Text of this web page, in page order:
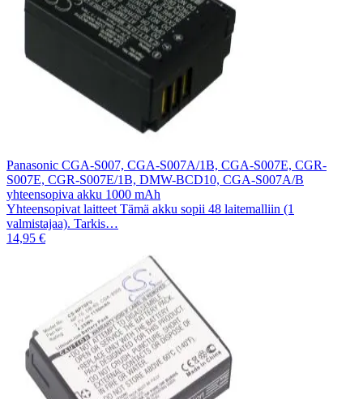
Panasonic CGA-S007, CGA-S007A/1B, CGA-S007E, CGR-
S007E, CGR-S007E/1B, DMW-BCD10, CGA-S007A/B
yhteensopiva akku 1000 mAh
Yhteensopivat laitteet Tämä akku sopii 48 laitemalliin (1
valmistajaa). Tarkis…
14,95 €